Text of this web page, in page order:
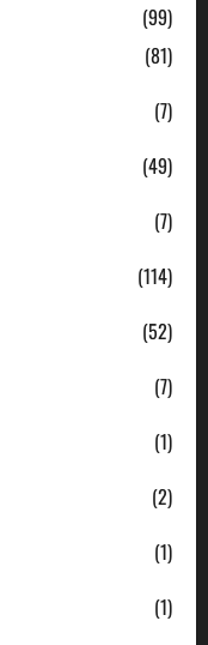
(99)
(81)
(7)
(49)
(7)
(114)
(52)
(7)
(1)
(2)
(1)
(1)